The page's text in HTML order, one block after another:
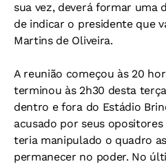
sua vez, deverá formar uma
de indicar o presidente que
Martins de Oliveira.
A reunião começou às 20
terminou às 2h30 desta
dentro e fora do Estádio
acusado por seus
teria manipulado o quadro
permanecer no poder. No